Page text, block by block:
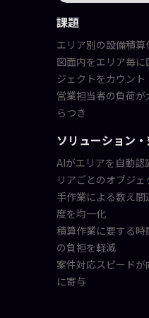
課題
エリア別の設備積
図面内をエリア毎
ジェクトをカウント
営業担当者の負荷
らつき
ソリューション
AIがエリアを自動認
リアごとのオブジ
手作業による数え
度を均一化
積算作業に要する
の負担を軽減
案件対応スピード
に寄与